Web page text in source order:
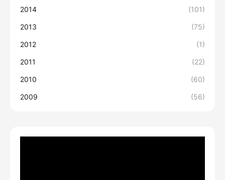
2014 (101)
2013 (75)
2012 (1)
2011 (22)
2010 (60)
2009 (56)